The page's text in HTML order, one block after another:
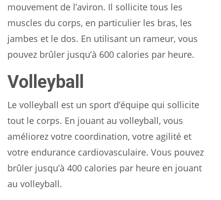
mouvement de l’aviron. Il sollicite tous les
muscles du corps, en particulier les bras, les
jambes et le dos. En utilisant un rameur, vous
pouvez brûler jusqu’à 600 calories par heure.
Volleyball
Le volleyball est un sport d’équipe qui sollicite
tout le corps. En jouant au volleyball, vous
améliorez votre coordination, votre agilité et
votre endurance cardiovasculaire. Vous pouvez
brûler jusqu’à 400 calories par heure en jouant
au volleyball.